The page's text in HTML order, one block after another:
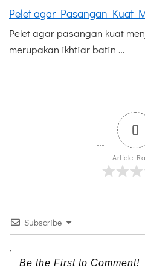
Pelet agar Pasangan Kuat
Pelet agar pasangan kuat
merupakan ikhtiar batin …
0
Article
Subscribe